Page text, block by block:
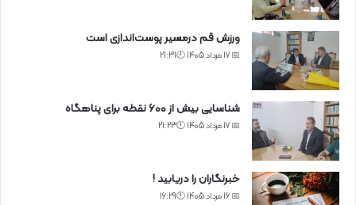
ورزش قم درمسیر پوست‌اندازی است
📅 17 مرداد 1405 🕙21:31
شناسایی بیش از ۶۰۰ نقطه برای پناهگاه
📅 17 مرداد 1405 🕙21:23
خبرنگاران را دریابید !
📅 16 مرداد 1405 🕙16:29